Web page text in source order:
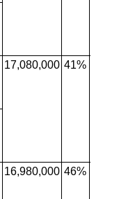
17,080,000 41%
16,980,000 46%